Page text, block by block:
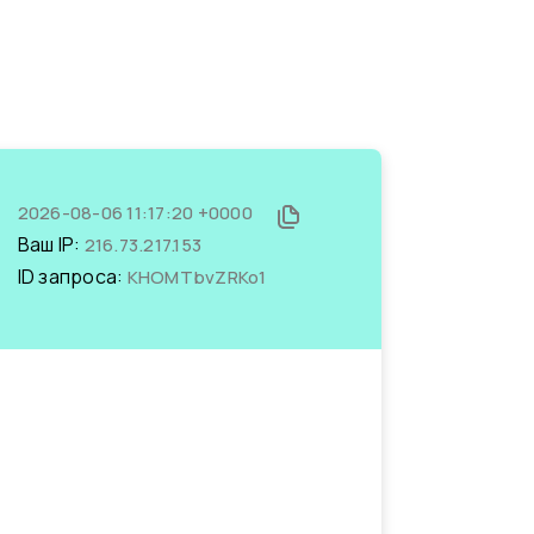
2026-08-06 11:17:20 +0000
Ваш IP: 216.73.217.153
ID запроса: KHOMTbvZRKo1